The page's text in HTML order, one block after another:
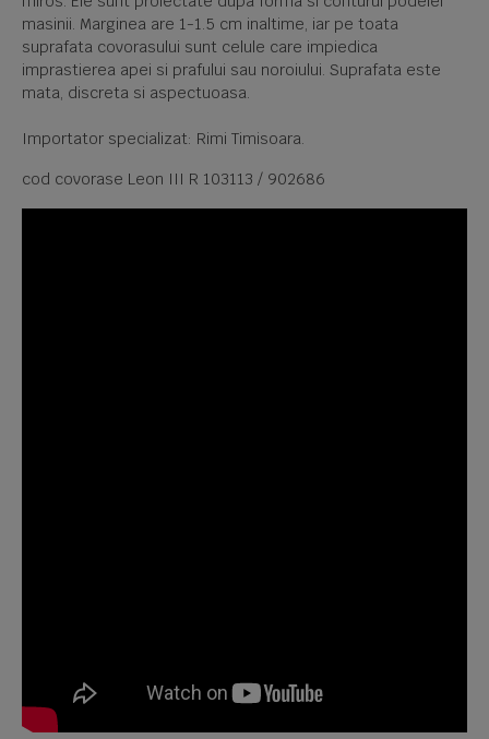
masinii. Marginea are 1-1.5 cm inaltime, iar pe toata
suprafata covorasului sunt celule care impiedica
imprastierea apei si prafului sau noroiului. Suprafata este
mata, discreta si aspectuoasa.
Importator specializat: Rimi Timisoara.
cod covorase Leon III R 103113 / 902686